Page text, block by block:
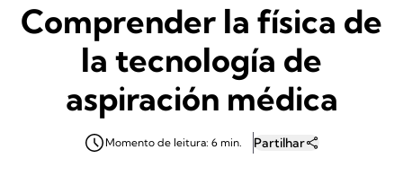
Comprender la física de
la tecnología de
aspiración médica
Momento de leitura: 6 min. Partilhar